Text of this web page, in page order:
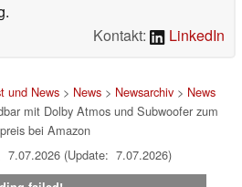
Kontakt:
LinkedIn
und News> News> Newsarchiv> News
mit Dolby Atmos und Subwoofer zum
bei Amazon
7.07.2026 (Update: 7.07.2026)